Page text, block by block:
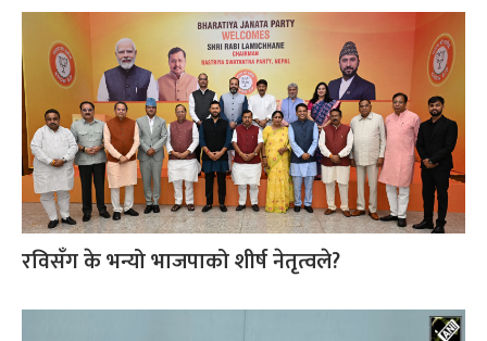
रविसँग के भन्यो भाजपाको शीर्ष नेतृत्वले?